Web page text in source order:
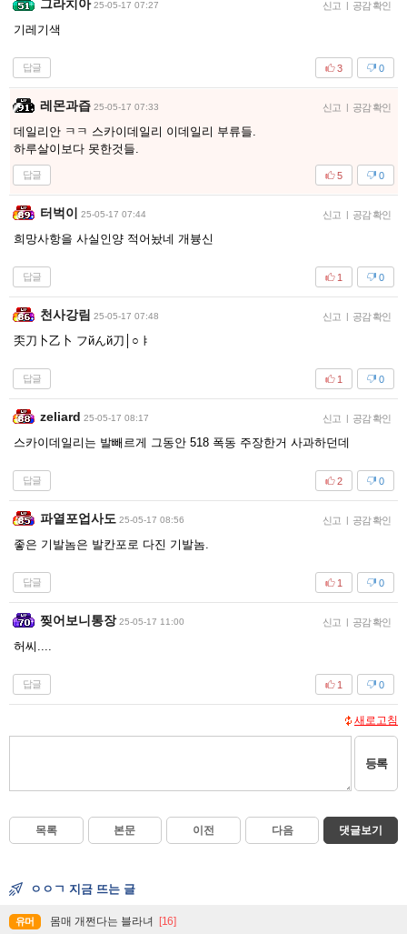
그라치아 25-05-17 07:27 신고 | 공감 확인
기레기색
답글 0
3
레몬과즙 25-05-17 07:33 신고 | 공감 확인
데일리안 ㅋㅋ 스카이데일리 이데일리 부류들.
하루살이보다 못한것들.
답글 0
5
터벅이 25-05-17 07:44 신고 | 공감 확인
희망사항을 사실인양 적어놨네 개븅신
답글 0
1
천사강림 25-05-17 07:48 신고 | 공감 확인
奀刀卜乙卜 フйんй刀│○ㅑ
답글 0
1
zeliard 25-05-17 08:17 신고 | 공감 확인
스카이데일리는 발빼르게 그동안 518 폭동 주장한거 사과하던데
답글 0
2
파열포업사도 25-05-17 08:56 신고 | 공감 확인
좋은 기발놈은 발칸포로 다진 기발놈.
답글 0
1
찢어보니통장 25-05-17 11:00 신고 | 공감 확인
허씨....
답글 0
1
새로고침
등록
목록 본문 이전 다음 댓글보기
ㅇㅇㄱ 지금 뜨는 글
유머 몸매 개쩐다는 블라녀 [16]